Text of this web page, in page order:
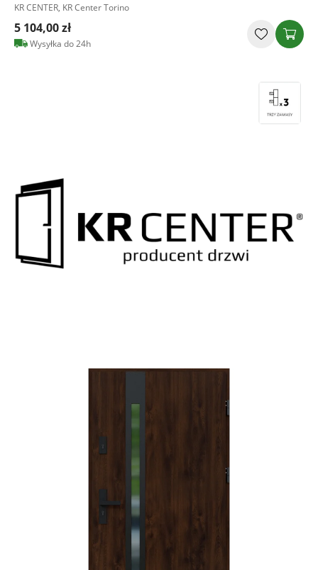
KR CENTER, KR Center Torino
5 104,00 zł
Wysyłka do 24h